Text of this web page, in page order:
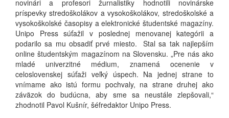
novinári a profesori žurnalistiky hodnotili novinárske
príspevky stredoškolákov a vysokoškolákov, stredoškolské a
vysokoškolské časopisy a elektronické študentské magazíny.
Unipo Press súťažil v poslednej menovanej kategórii a
podarilo sa mu obsadiť prvé miesto. Stal sa tak najlepším
online študentským magazínom na Slovensku. „Pre nás ako
mladé univerzitné médium, znamená ocenenie v
celoslovenskej súťaži veľký úspech. Na jednej strane to
vnímame ako istú formu pochvaly, na strane druhej ako
záväzok do budúcna, aby sme sa neustále zlepšovali,“
zhodnotil Pavol Kušnír, šéfredaktor Unipo Press.